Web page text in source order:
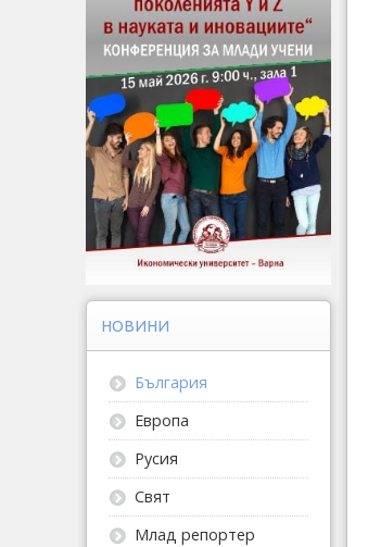
НОВИНИ
България
Европа
Русия
Свят
Млад репортер